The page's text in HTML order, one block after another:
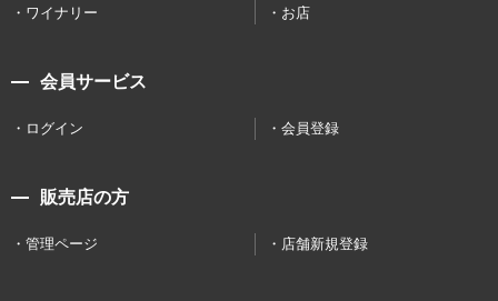
ワイナリー お店
会員サービス
ログイン 会員登録
販売店の方
管理ページ 店舗新規登録